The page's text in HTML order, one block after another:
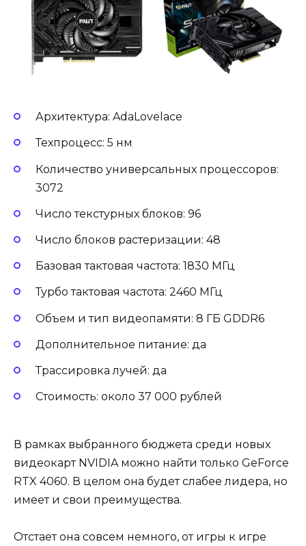
Архитектура: AdaLovelace
Техпроцесс: 5 нм
Количество универсальных процессоров:
3072
Число текстурных блоков: 96
Число блоков растеризации: 48
Базовая тактовая частота: 1830 МГц
Турбо тактовая частота: 2460 МГц
Объем и тип видеопамяти: 8 ГБ GDDR6
Дополнительное питание: да
Трассировка лучей: да
Стоимость: около 37 000 рублей
В рамках выбранного бюджета среди новых
видеокарт NVIDIA можно найти только GeForce
RTX 4060. В целом она будет слабее лидера, но
имеет и свои преимущества.
Отстает она совсем немного, от игры к игре